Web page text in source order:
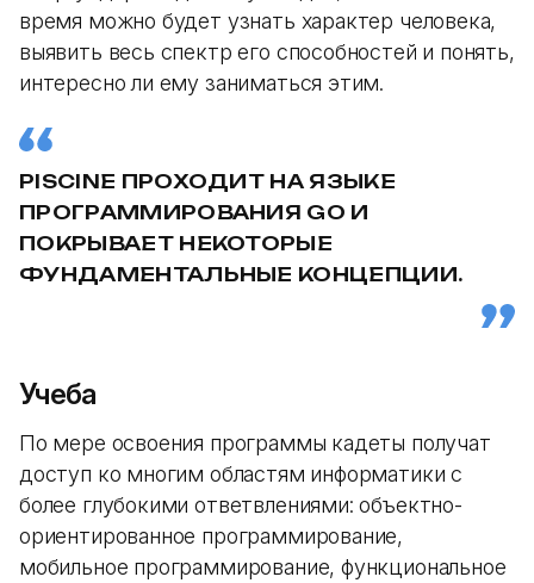
время можно будет узнать характер человека,
выявить весь спектр его способностей и понять,
интересно ли ему заниматься этим.
PISCINE ПРОХОДИТ НА ЯЗЫКЕ
ПРОГРАММИРОВАНИЯ GO И
ПОКРЫВАЕТ НЕКОТОРЫЕ
ФУНДАМЕНТАЛЬНЫЕ КОНЦЕПЦИИ.
Учеба
По мере освоения программы кадеты получат
доступ ко многим областям информатики с
более глубокими ответвлениями: объектно-
ориентированное программирование,
мобильное программирование, функциональное